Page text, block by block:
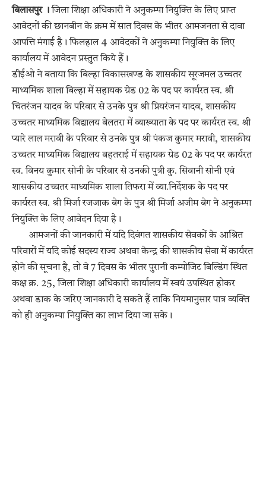
बिलासपुर ।जिला शिक्षा अधिकारी ने अनुकम्पा नियुक्ति के लिए प्राप्त
आवेदनों की छानबीन के क्रम में सात दिवस के भीतर आमजनता से दावा
आपत्ति मंगाई है। फिलहाल 4 आवेदकों ने अनुकम्पा नियुक्ति के लिए
कार्यालय में आवेदन प्रस्तुत किये हैं।
डीईओ ने बताया कि बिल्हा विकासखण्ड के शासकीय सूरजमल उच्चतर
माध्यमिक शाला बिल्हा में सहायक ग्रेड 02 के पद पर कार्यरत स्व. श्री
चितरंजन यादव के परिवार से उनके पुत्र श्री प्रियरंजन यादव, शासकीय
उच्चतर माध्यमिक विद्यालय बेलतरा में व्याख्याता के पद पर कार्यरत स्व. श्री
प्यारे लाल मरावी के परिवार से उनके पुत्र श्री पंकज कुमार मरावी, शासकीय
उच्चतर माध्यमिक विद्यालय बहतराई में सहायक ग्रेड 02 के पद पर कार्यरत
स्व. विनय कुमार सोनी के परिवार से उनकी पुत्री कु. सिवानी सोनी एवं
शासकीय उच्चतर माध्यमिक शाला तिफरा में व्या.निर्देशक के पद पर
कार्यरत स्व. श्री मिर्जा रजजाक बेग के पुत्र श्री मिर्जा अजीम बेग ने अनुकम्पा
नियुक्ति के लिए आवेदन दिया है।
आमजनों की जानकारी में यदि दिवंगत शासकीय सेवकों के आश्रित
परिवारों में यदि कोई सदस्य राज्य अथवा केन्द्र की शासकीय सेवा में कार्यरत
होने की सूचना है, तो वे 7 दिवस के भीतर पुरानी कम्पोजिट बिल्डिंग स्थित
कक्ष क्र. 25, जिला शिक्षा अधिकारी कार्यालय में स्वयं उपस्थित होकर
अथवा डाक के जरिए जानकारी दे सकते हैं ताकि नियमानुसार पात्र व्यक्ति
को ही अनुकम्पा नियुक्ति का लाभ दिया जा सके।